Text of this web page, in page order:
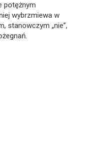
potężnym
wybrzmiewa w
stanowczym „nie”,